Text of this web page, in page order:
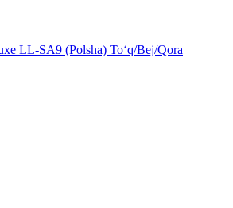
LL-SA9 (Polsha) Toʻq/Bej/Qora